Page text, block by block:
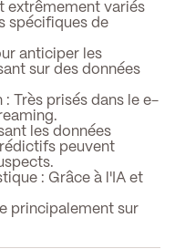
extrêmement variés
spécifiques de
anticiper les
sur des données
Très prisés dans le e-
les données
peuvent
: Grâce à l'IA et
principalement sur